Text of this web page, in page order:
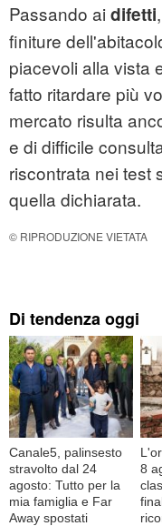
Passando ai difetti
finiture
piacevoli alla vista
fatto ritardare più
mercato risulta
e di difficile
riscontrata nei test
quella dichiarata.
© RIPRODUZIONE VIETATA
Di tendenza oggi
Canale5, palinsesto
stravolto dal 24
agosto: Tutto per la
mia famiglia e Far
Away spostati
8